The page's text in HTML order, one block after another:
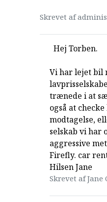
Skrevet af
Hej Torben.
Vi har lejet bil
trænede i at
også at
modtagelse,
selskab vi har
aggressive
Firefly. car
Hilsen Jane
Skrevet af Jane